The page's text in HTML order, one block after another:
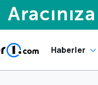
Haberler